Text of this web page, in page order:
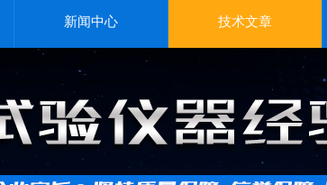
新闻中心 技术文章